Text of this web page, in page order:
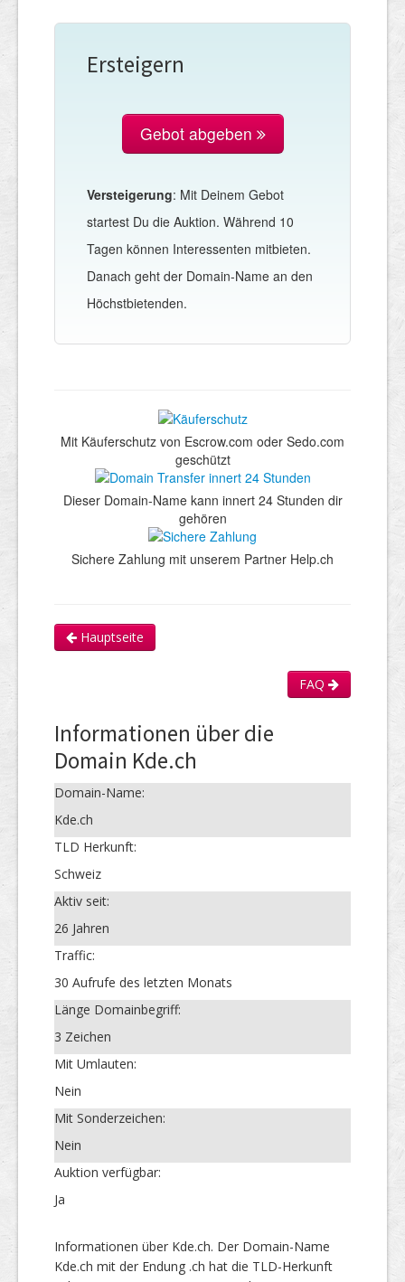
Ersteigern
Gebot abgeben
Versteigerung: Mit Deinem Gebot
startest Du die Auktion. Während 10
Tagen können Interessenten mitbieten.
Danach geht der Domain-Name an den
Höchstbietenden.
Mit Käuferschutz von Escrow.com oder Sedo.com
geschützt
Dieser Domain-Name kann innert 24 Stunden dir
gehören
Sichere Zahlung mit unserem Partner Help.ch
Hauptseite
FAQ
Informationen über die
Domain Kde.ch
Domain-Name:
Kde.ch
TLD Herkunft:
Schweiz
Aktiv seit:
26 Jahren
Traffic:
30 Aufrufe des letzten Monats
Länge Domainbegriff:
3 Zeichen
Mit Umlauten:
Nein
Mit Sonderzeichen:
Nein
Auktion verfügbar:
Ja
Informationen über Kde.ch. Der Domain-Name
Kde.ch mit der Endung .ch hat die TLD-Herkunft